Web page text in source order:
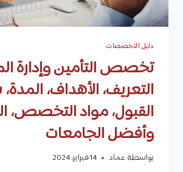
دليل التخصصات
تخصص التأمين وإدارة
التعريف، الأهداف،
القبول، مواد التخصص،
وأفضل الجامعات
بواسطة عماد 14 فبراير، 2024